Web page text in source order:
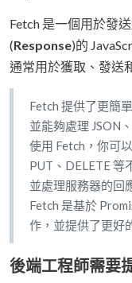
Fetch 是一個用於發
(Response)的
通常用於獲取、發送
Fetch 提供了更簡
並能夠處理 JSON
使用 Fetch，你可
PUT、DELETE 等
並處理服務器的回
Fetch 是基於
作，並提供了更好
後端工程師需要